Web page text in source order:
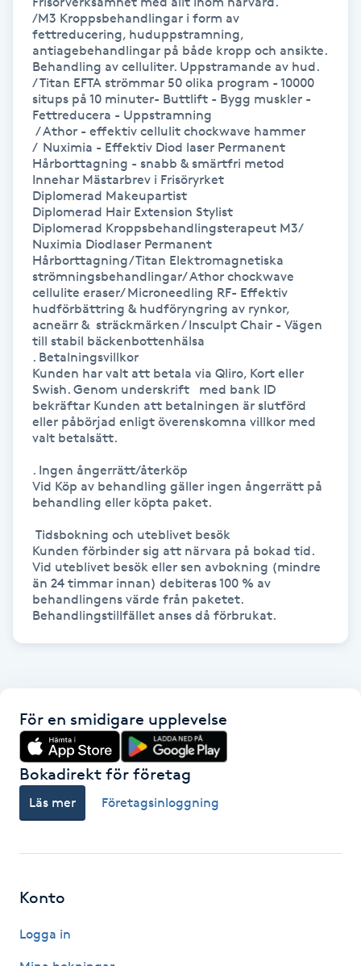
Gravidyoga
Gruppträning
Gua Sha-massage
Hatha Yoga
Headspa
Healing
Herrklippning
HIFU
Hollywood Peel
Hot Stone Massage
Hudföryngring
Huduppstramning
Hudvård
Hyperhidros
Hypnos
/M3 Kroppsbehandlingar i form av
fettreducering, huduppstramning,
antiagebehandlingar på både kropp och ansikte.
Behandling av celluliter. Uppstramande av hud.
/ Titan EFTA strömmar 50 olika program - 10000
situps på 10 minuter- Buttlift - Bygg muskler -
Fettreducera - Uppstramning
/  Nuximia - Effektiv Diod laser Permanent
Hårborttagning - snabb & smärtfri metod
Innehar Mästarbrev i Frisöryrket
Diplomerad Makeupartist
Diplomerad Hair Extension Stylist
Diplomerad Kroppsbehandlingsterapeut M3/
Nuximia Diodlaser Permanent
Hårborttagning/Titan Elektromagnetiska
strömningsbehandlingar/ Athor chockwave
cellulite eraser/ Microneedling RF- Effektiv
hudförbättring & hudföryngring av rynkor,
acneärr &  sträckmärken / Insculpt Chair - Vägen
till stabil bäckenbottenhälsa
. Betalningsvillkor
Kunden har valt att betala via Qliro, Kort eller
Swish. Genom underskrift   med bank ID
bekräftar Kunden att betalningen är slutförd
eller påbörjad enligt överenskomna villkor med
valt betalsätt.
. Ingen ångerrätt/återköp
Vid Köp av behandling gäller ingen ångerrätt på
behandling eller köpta paket.
Kunden förbinder sig att närvara på bokad tid.
Vid uteblivet besök eller sen avbokning (mindre
än 24 timmar innan) debiteras 100 % av
behandlingens värde från paketet.
Behandlingstillfället anses då förbrukat.
För en smidigare upplevelse
Bokadirekt för företag
Läs mer Företagsinloggning
Konto
Logga in